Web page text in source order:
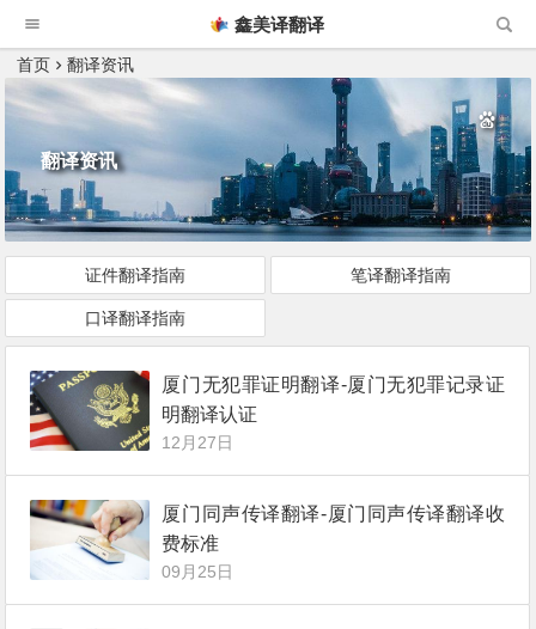
鑫美译翻译
首页 翻译资讯
翻译资讯
证件翻译指南 笔译翻译指南
口译翻译指南
厦门无犯罪证明翻译-厦门无犯罪记录证
明翻译认证
12月27日
厦门同声传译翻译-厦门同声传译翻译收
费标准
09月25日